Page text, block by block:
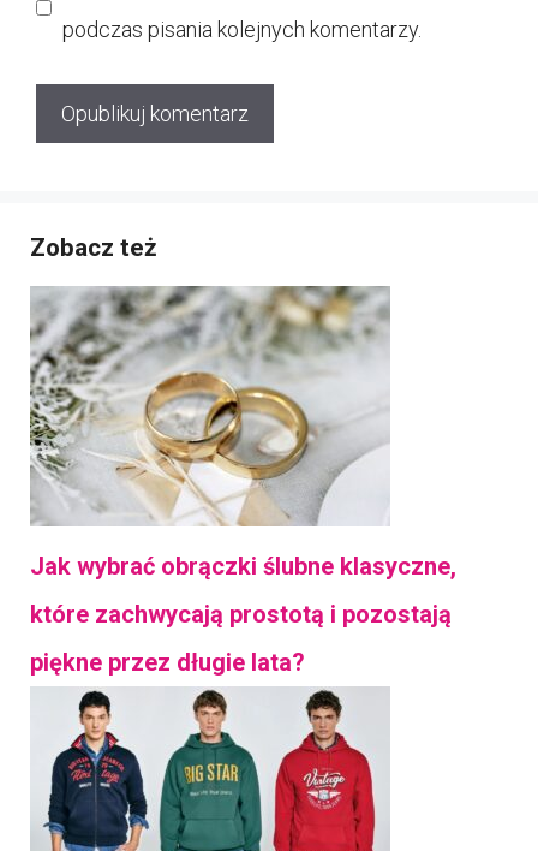
podczas pisania kolejnych komentarzy.
Zobacz też
Jak wybrać obrączki ślubne klasyczne,
które zachwycają prostotą i pozostają
piękne przez długie lata?